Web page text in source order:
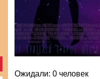
Ожидали: 0 человек